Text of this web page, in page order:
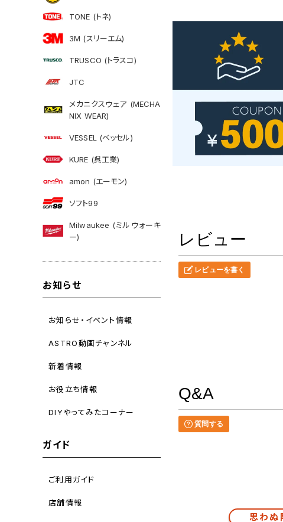
TONE (トネ)
3M (スリーエム)
TRUSCO (トラスコ)
JTC
メカニクスウェア (MECHA
NIX WEAR)
VESSEL (ベッセル)
KURE (呉工業)
amon (エーモン)
ソフト99
Milwaukee (ミルウォーキ
ー)
お知らせ
お知らせ・イベント情報
ASTRO動画チャンネル
新着情報
お役立ち情報
DIYやってみたコーナー
ガイド
ご利用ガイド
店舗情報
レビュー
レビューを書く
Q&A
質問する
思わぬ